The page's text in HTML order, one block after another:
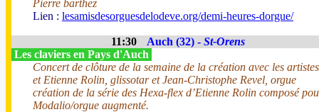
Pierre barthez
Lien : lesamisdesorguesdelodeve.org/demi-heures-dorgue/
11:30 Auch (32) - St-Orens
Les claviers en Pays d'Auch
Concert de clôture de la semaine de la création avec les
et Etienne Rolin, glissotar et Jean-Christophe Revel, orgue
création de la série des Hexa-flex d’Etienne Rolin composé
Modalio/orgue augmenté.